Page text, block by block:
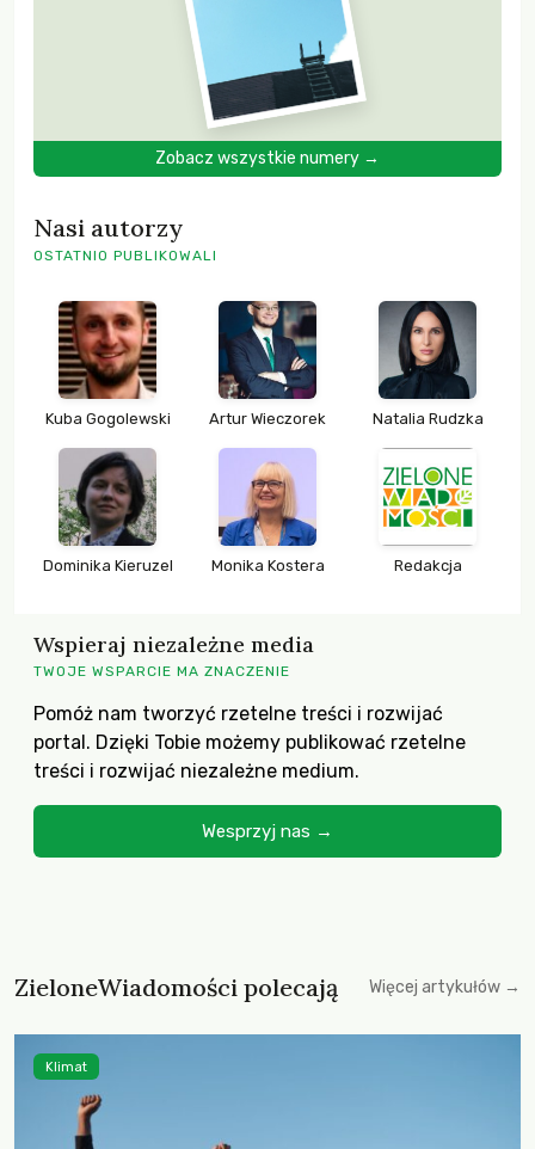
Zobacz wszystkie numery →
Nasi autorzy
OSTATNIO PUBLIKOWALI
Kuba Gogolewski Artur Wieczorek Natalia Rudzka
Dominika Kieruzel Monika Kostera Redakcja
Wspieraj niezależne media
TWOJE WSPARCIE MA ZNACZENIE
Pomóż nam tworzyć rzetelne treści i rozwijać
portal. Dzięki Tobie możemy publikować rzetelne
treści i rozwijać niezależne medium.
Wesprzyj nas →
ZieloneWiadomości polecają Więcej artykułów →
Klimat